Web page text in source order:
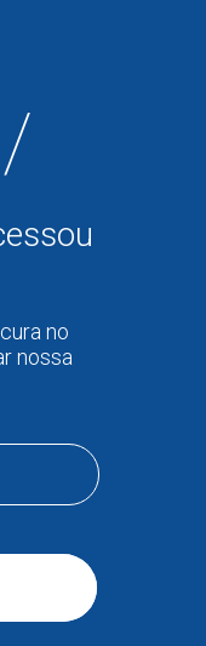
no
nossa